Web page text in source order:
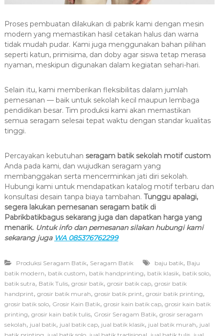
Proses pembuatan dilakukan di pabrik kami dengan mesin
modern yang memastikan hasil cetakan halus dan warna
tidak mudah pudar. Kami juga menggunakan bahan pilihan
seperti katun, primisima, dan doby agar siswa tetap merasa
nyaman, meskipun digunakan dalam kegiatan sehari-hari.
Selain itu, kami memberikan fleksibilitas dalam jumlah
pemesanan — baik untuk sekolah kecil maupun lembaga
pendidikan besar. Tim produksi kami akan memastikan
semua seragam selesai tepat waktu dengan standar kualitas
tinggi.
Percayakan kebutuhan seragam batik sekolah motif custom
Anda pada kami, dan wujudkan seragam yang
membanggakan serta mencerminkan jati diri sekolah.
Hubungi kami untuk mendapatkan katalog motif terbaru dan
konsultasi desain tanpa biaya tambahan. Tunggu apalagi,
segera lakukan pemesanan seragam batik di
Pabrikbatikbagus sekarang juga dan dapatkan harga yang
menarik. Untuk info dan pemesanan silakan hubungi kami
sekarang juga WA 085376762299
Produksi Seragam Batik, Seragam Batik baju batik, Baju
batik modern, batik custom, batik handprinting, batik klasik, batik solo,
batik sutra, Batik Tulis, grosir batik, grosir batik cap, grosir batik
handprint, grosir batik murah, grosir batik print, grosir batik printing,
grosir batik solo, Grosir Kain Batik, grosir kain batik cap, grosir kain batik
printing, grosir kain batik tulis, Grosir Seragam Batik, grosir seragam
sekolah, jual batik, jual batik cap, jual batik klasik, jual batik murah, jual